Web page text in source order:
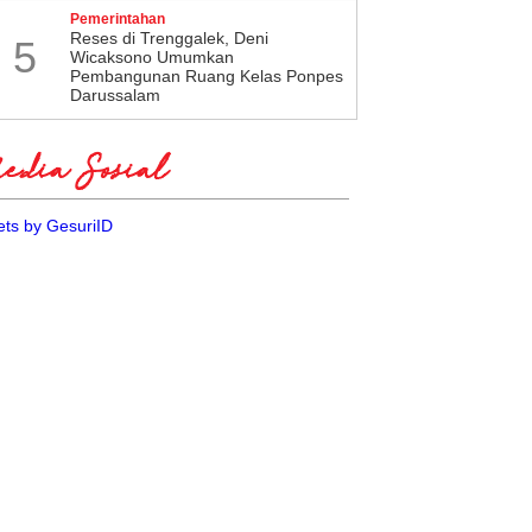
5
Pemerintahan
​Reses di Trenggalek, Deni
Wicaksono Umumkan
Pembangunan Ruang Kelas Ponpes
Darussalam
Sosial
by GesuriID